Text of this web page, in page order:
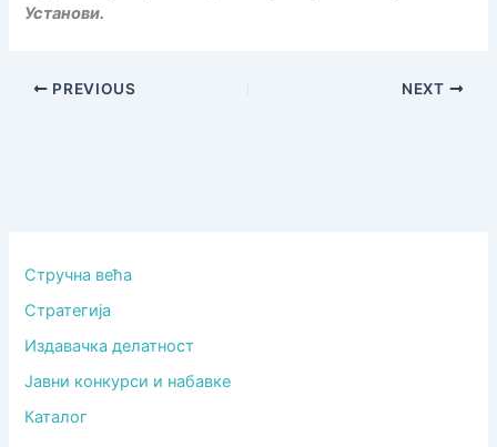
Установи.
PREVIOUS NEXT
Стручна већа
Стратегија
Издавачка делатност
Јавни конкурси и набавке
Каталог